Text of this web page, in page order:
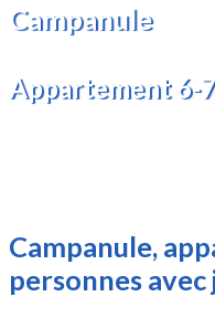
Campanule
Appartement 6-
Campanule,
personnes avec